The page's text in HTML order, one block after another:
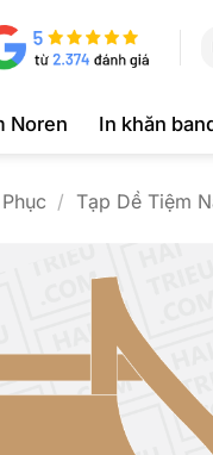
Noren In khăn
/ Tạp Dề Tiệm